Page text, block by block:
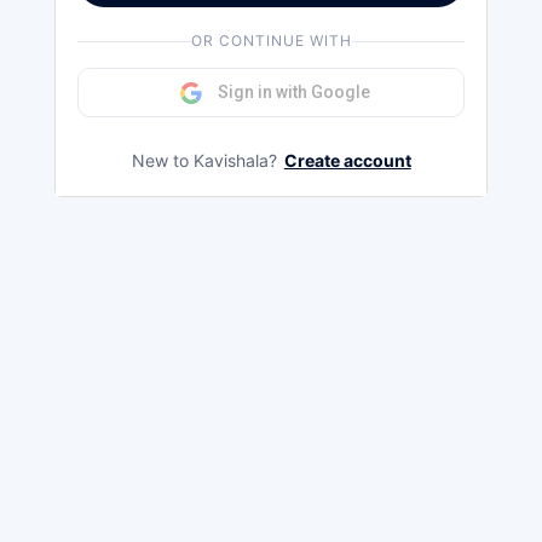
OR CONTINUE WITH
Sign in with Google
New to Kavishala? Create account